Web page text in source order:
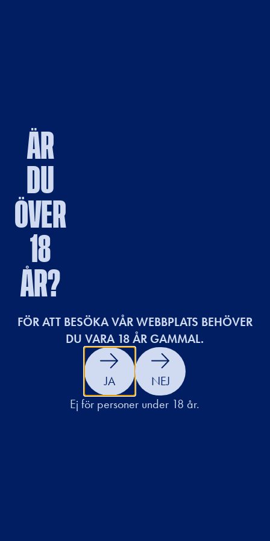
ÄR
DU
ÖVER
18
ÅR?
FÖR ATT BESÖKA VÅR WEBBPLATS BEHÖVER
DU VARA 18 ÅR GAMMAL.
JA
NEJ
Ej för personer under 18 år.